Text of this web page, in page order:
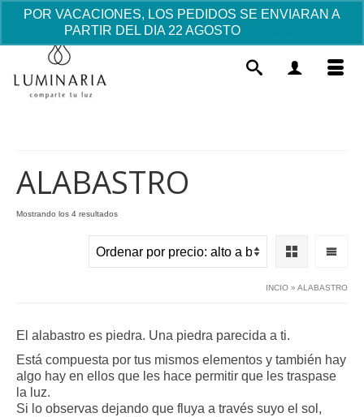
POR VACACIONES, LOS PEDIDOS SE ENVIARAN A
PARTIR DEL DIA 22 AGOSTO
ALABASTRO
Mostrando los 4 resultadosOrdenado
INCIO » ALABASTRO
El alabastro es piedra. Una piedra parecida a ti.
Está compuesta por tus mismos elementos y también hay
algo hay en ellos que les hace permitir que les traspase
la luz.
Si lo observas dejando que fluya a través suyo el sol,
35.16€